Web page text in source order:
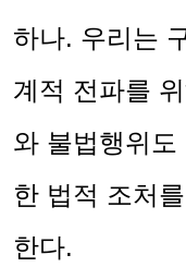
하나. 우리는
계적 전파를
와 불법행위도
한 법적 조처
한다.